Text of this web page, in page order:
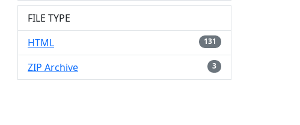
FILE TYPE
HTML
131
ZIP Archive 3